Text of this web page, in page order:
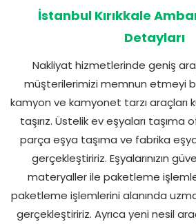
İstanbul Kırıkkale
Detayları
Nakliyat hizmetlerinde geniş
müşterilerimizi memnun etmeyi
kamyon ve kamyonet tarzı araçları
taşırız. Üstelik ev eşyaları taşıma
parça eşya taşıma ve fabrika
gerçekleştiririz. Eşyalarınızın
materyaller ile paketleme
paketleme işlemlerini alanında
gerçekleştiririz. Ayrıca yeni nesil